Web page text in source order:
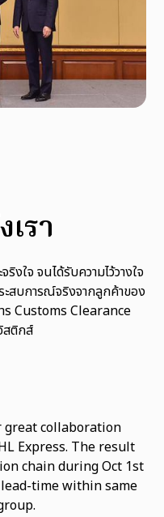
รา
งใจ จนได้รับความไว้วางใจ
สบการณ์จริงจากลูกค้าของ
าร Customs Clearance
สติกส์
great collaboration
Express. The result
chain during Oct 1st
time within same